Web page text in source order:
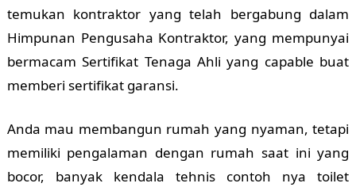
temukan kontraktor yang telah bergabung dalam
Himpunan Pengusaha Kontraktor, yang mempunyai
bermacam Sertifikat Tenaga Ahli yang capable buat
memberi sertifikat garansi.
Anda mau membangun rumah yang nyaman, tetapi
memiliki pengalaman dengan rumah saat ini yang
bocor, banyak kendala tehnis contoh nya toilet